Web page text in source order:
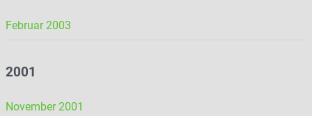
Februar 2003
2001
November 2001